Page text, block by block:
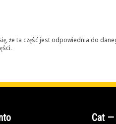
że ta część jest odpowiednia do
Cat —